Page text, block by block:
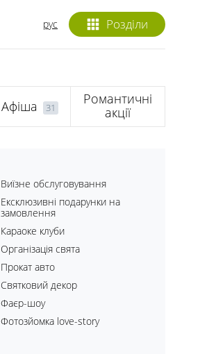
Розділи
рус
Афіша 31
Романтичні
акції
Виїзне обслуговування
Ексклюзивні подарунки на
замовлення
Караоке клуби
Організація свята
Прокат авто
Святковий декор
Фаєр-шоу
Фотозйомка love-story